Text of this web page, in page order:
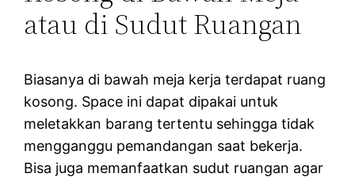
atau di Sudut Ruangan
Biasanya di bawah meja kerja terdapat ruang
kosong. Space ini dapat dipakai untuk
meletakkan barang tertentu sehingga tidak
mengganggu pemandangan saat bekerja.
Bisa juga memanfaatkan sudut ruangan agar